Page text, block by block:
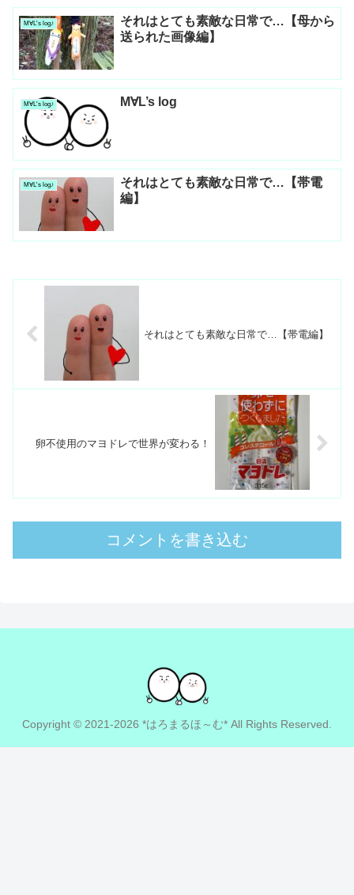
M∀L's log♪
それはとても素敵な日常で…【母から
送られた画像編】
M∀L's log♪ M∀L’s log
M∀L's log♪
それはとても素敵な日常で…【帯電
編】
それはとても素敵な日常で…【帯電編】
卵不使用のマヨドレで世界が変わる！
コメントを書き込む
Copyright © 2021-2026 *はろまるほ～む* All Rights Reserved.